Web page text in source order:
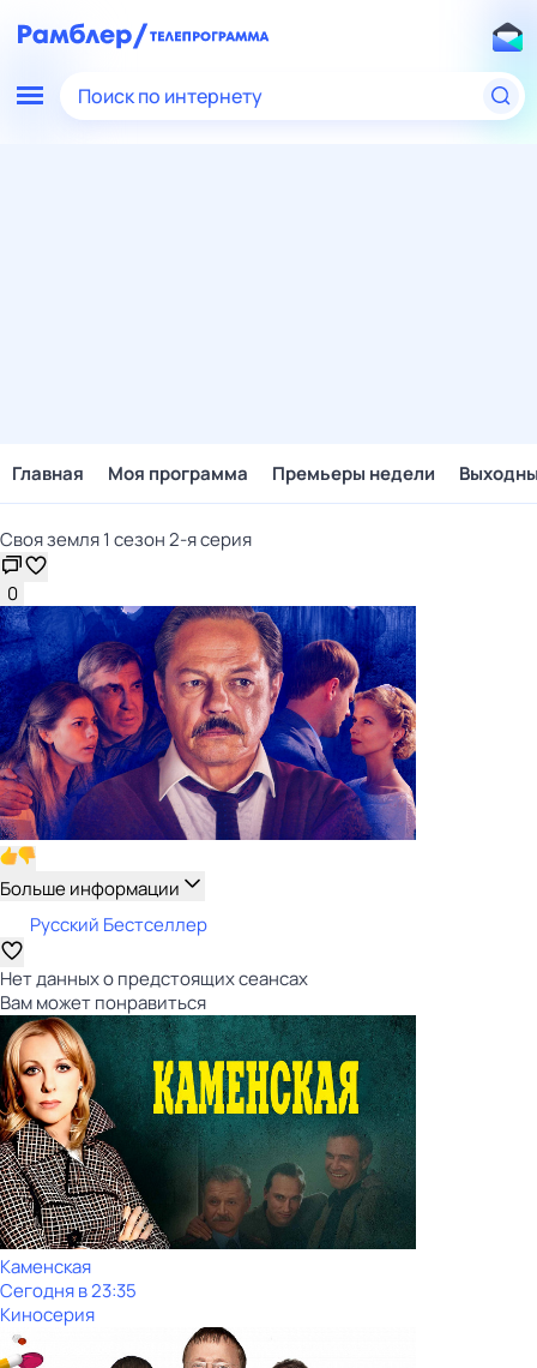
Поиск по интернету
Главная Моя программа Премьеры недели
Своя земля 1 сезон 2-я серия
0
Больше информации
Русский Бестселлер
Нет данных о предстоящих сеансах
Вам может понравиться
Каменская
Сегодня в 23:35
Киносерия